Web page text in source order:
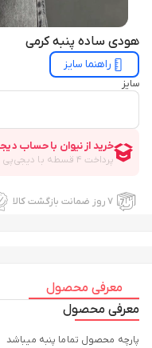
هودی ساده پنبه کرمی
راهنما سایز
سایز
۷ روز ضمانت بازگشت کالا
معرفی محصول
معرفی محصول
پارچه محصول تماما پنبه میباشد